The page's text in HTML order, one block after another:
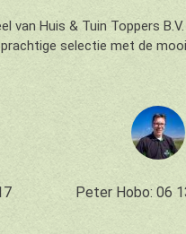
van Huis & Tuin Toppers
selectie met de
Peter Hobo: 06